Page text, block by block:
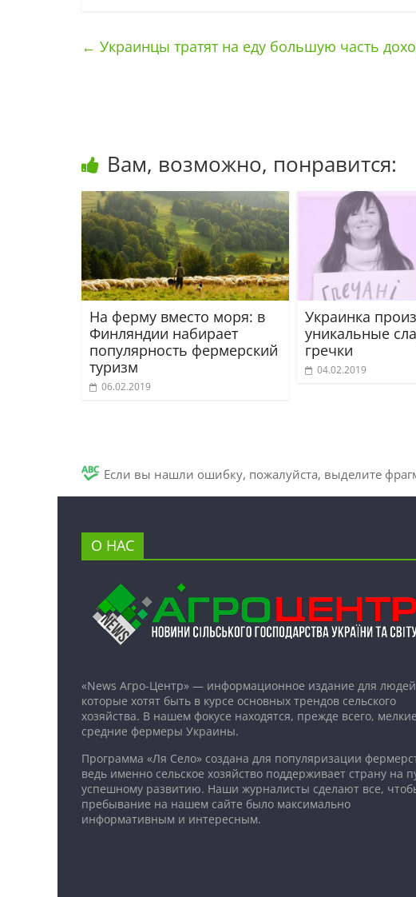
← Украинцы тратят на еду большую часть
Вам, возможно, понравится:
На ферму вместо моря: в
Финляндии набирает
популярность фермерский
туризм
06.02.2019
Украинка
уникальные
гречки
04.02.2019
Если вы нашли ошибку, пожалуйста, выделите
О НАС
«News Агро-Центр» — информационное издание для
которые хотят быть в курсе основных трендов сельского
хозяйства. В нашем фокусе находятся, прежде всего,
средние фермеры Украины.
Программа «Ля Село» создана для популяризации
ведь именно сельское хозяйство поддерживает страну на
успешному развитию. Наши журналисты сделают все,
пребывание на нашем сайте было максимально
информативным и интересным.